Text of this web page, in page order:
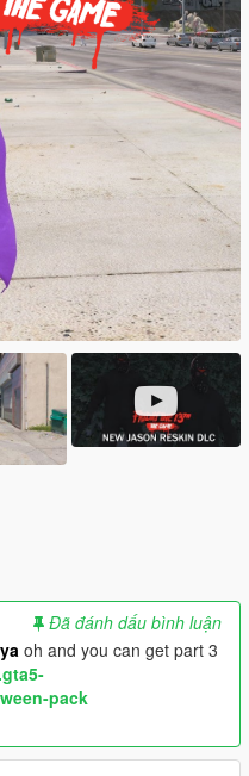
Đã đánh dấu bình luận
oh and you can get part 3
pack